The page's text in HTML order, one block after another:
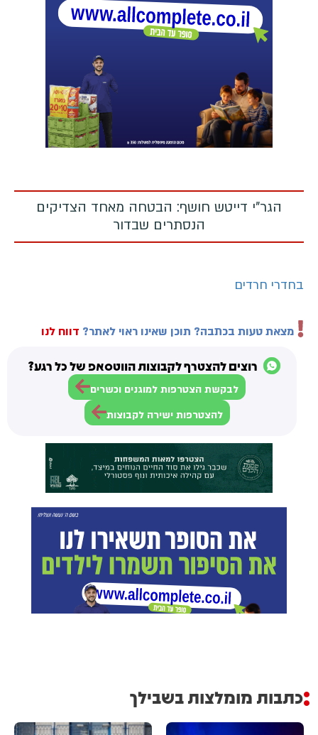
הגר"י דייטש חושף: הבטחה מאחד הצדיקים
הנסתרים שבדור
בחדרי חרדים
מצאת טעות בכתבה? תוכן שאינו ראוי לאתר? דווח לנו
רוצים להצטרף לקבוצות הווטסאפ של כל רגע?
לבקשת הצטרפות למוגנים וכשרים
להצטרפות ישירה לקבוצות
כתבות מומלצות בשבילך